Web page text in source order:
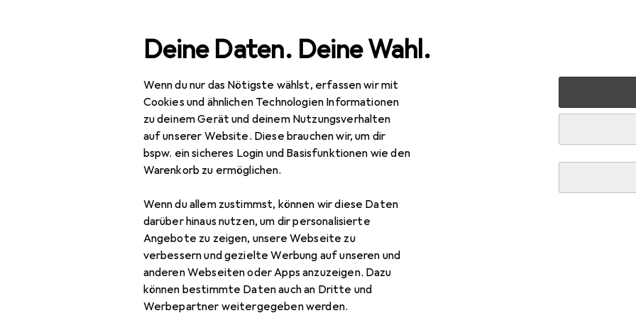
Deine Daten. Deine Wahl.
Wenn du nur das Nötigste wählst, erfassen wir mit
Cookies und ähnlichen Technologien Informationen
zu deinem Gerät und deinem Nutzungsverhalten
auf unserer Website. Diese brauchen wir, um dir
bspw. ein sicheres Login und Basisfunktionen wie den
Warenkorb zu ermöglichen.
Wenn du allem zustimmst, können wir diese Daten
darüber hinaus nutzen, um dir personalisierte
Angebote zu zeigen, unsere Webseite zu
verbessern und gezielte Werbung auf unseren und
anderen Webseiten oder Apps anzuzeigen. Dazu
können bestimmte Daten auch an Dritte und
Werbepartner weitergegeben werden.
Navigation nach Kategorien Gesamtsortiment Wohnen Möbel Vicco
EUR
252,16
Zubehör für Vicco Küchenunterschrank
Hier findest du passendes Zubehör zum Produkt Vicco Küchenunterschrank Fame-Line